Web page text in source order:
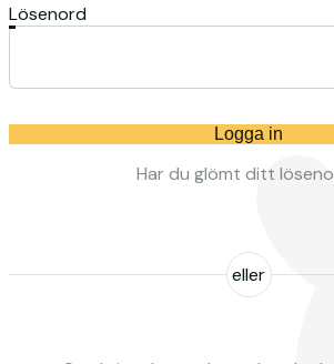
Lösenord
Logga in
Har du glömt ditt
eller